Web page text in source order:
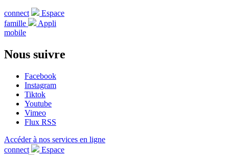
connect
Espace
famille
Appli
mobile
Nous suivre
Facebook
Instagram
Tiktok
Youtube
Vimeo
Flux RSS
Accéder à nos services en ligne
connect
Espace